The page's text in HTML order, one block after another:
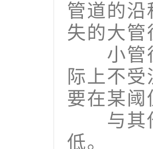
管道的
失的大
小管径
际上不
要在某
与其他
低。